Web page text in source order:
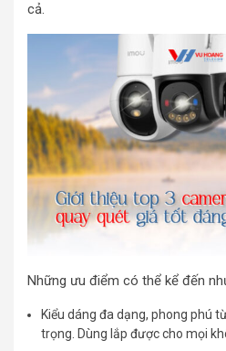
cả.
Những ưu điểm có thể kể đến
Kiểu dáng đa dạng, phong phú
trọng. Dùng lắp được cho mọi